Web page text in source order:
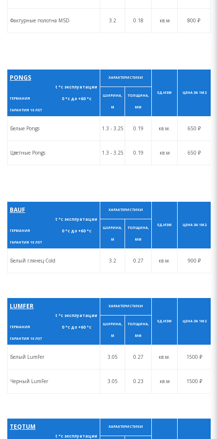
Фактурные полотна MSD 3.2 0.18 кв.м 800 ₽
PONGS
t °с эксплуатации
0 °с до +60 °с
ГЕРМАНИЯ
ГАРАНТИЯ 10 ЛЕТ
ХАРАКТЕРИСТИКИ
ЕД.ИЗМ ЦЕНА ЗА 1М2
ШИРИНА,
М
ТОЛЩИНА,
ММ
Белые Pongs 1.3 - 3.25 0.19 кв.м. 650 ₽
Цветные Pongs 1.3 - 3.25 0.19 кв.м 650 ₽
BAUF
t °с эксплуатации
0 °с до +60 °с
ГЕРМАНИЯ
ГАРАНТИЯ 10 ЛЕТ
ХАРАКТЕРИСТИКИ
ЕД.ИЗМ ЦЕНА ЗА 1М2
ШИРИНА,
М
ТОЛЩИНА,
ММ
Белый глянец Cold 3.2 0.27 кв.м. 900 ₽
LUMFER
t °с эксплуатации
0 °с до +60 °с
ГЕРМАНИЯ
ГАРАНТИЯ 10 ЛЕТ
ХАРАКТЕРИСТИКИ
ЕД.ИЗМ ЦЕНА ЗА 1М2
ШИРИНА,
М
ТОЛЩИНА,
ММ
Белый LumFer 3.05 0.27 кв.м. 1500 ₽
Черный LumFer 3.05 0.23 кв.м 1500 ₽
TEQTUM
t °с эксплуатации
ХАРАКТЕРИСТИКИ